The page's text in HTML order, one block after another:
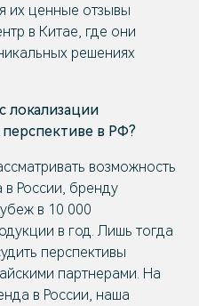
их ценные отзывы
в Китае, где они
решениях
локализации
в РФ?
возможность
в России, бренду
в 10 000
в год. Лишь тогда
перспективы
партнерами. На
в России, наша